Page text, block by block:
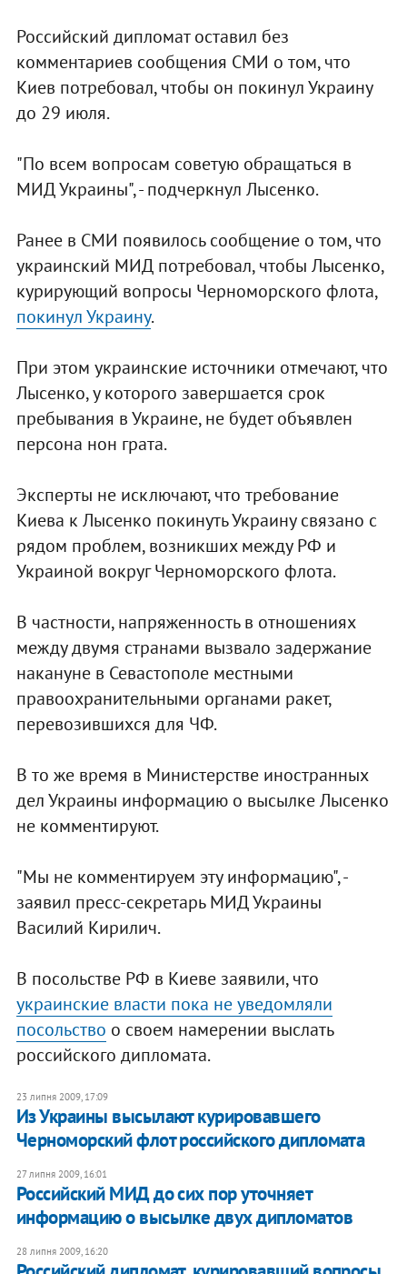
Российский дипломат оставил без
комментариев сообщения СМИ о том, что
Киев потребовал, чтобы он покинул Украину
до 29 июля.
"По всем вопросам советую обращаться в
МИД Украины", - подчеркнул Лысенко.
Ранее в СМИ появилось сообщение о том, что
украинский МИД потребовал, чтобы Лысенко,
курирующий вопросы Черноморского флота,
покинул Украину.
При этом украинские источники отмечают, что
Лысенко, у которого завершается срок
пребывания в Украине, не будет объявлен
персона нон грата.
Эксперты не исключают, что требование
Киева к Лысенко покинуть Украину связано с
рядом проблем, возникших между РФ и
Украиной вокруг Черноморского флота.
В частности, напряженность в отношениях
между двумя странами вызвало задержание
накануне в Севастополе местными
правоохранительными органами ракет,
перевозившихся для ЧФ.
В то же время в Министерстве иностранных
дел Украины информацию о высылке Лысенко
не комментируют.
"Мы не комментируем эту информацию", -
заявил пресс-секретарь МИД Украины
Василий Кирилич.
В посольстве РФ в Киеве заявили, что
украинские власти пока не уведомляли
посольство о своем намерении выслать
российского дипломата.
23 липня 2009, 17:09
Из Украины высылают курировавшего
Черноморский флот российского дипломата
27 липня 2009, 16:01
Российский МИД до сих пор уточняет
информацию о высылке двух дипломатов
28 липня 2009, 16:20